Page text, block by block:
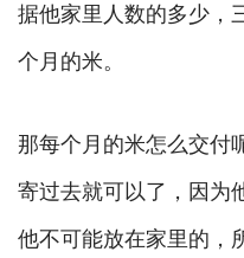
据他家里人数的多少，
个月的米。
那每个月的米怎么交付
寄过去就可以了，因为
他不可能放在家里的，